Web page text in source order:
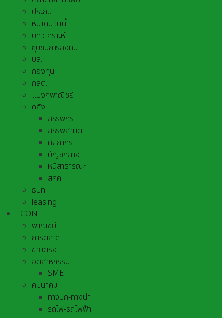
ประกัน
หุ้นเด่นวันนี้
บทวิเคราะห์
ซุบซิบการลงทุน
บล.
กองทุน
กลต.
แบงก์พาณิชย์
คลัง
สรรพกร
สรรพสามิต
ศุลกากร
บัญชีกลาง
หนี้สาธารณะ
สศค.
ธปท.
leasing
ECON
พาณิชย์
การตลาด
ขายตรง
อุตสาหกรรม
SME
คมนาคม
ทางบก-ทางน้ำ
รถไฟ-รถไฟฟ้า